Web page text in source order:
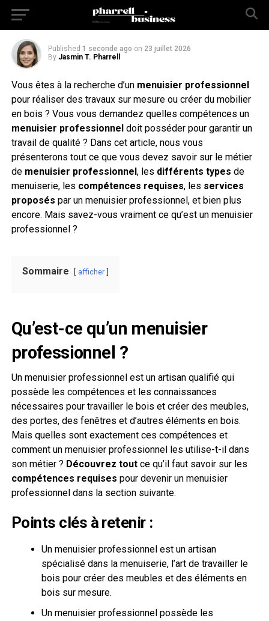
savoir
Published 1 seconde ago on 23 juillet 2026
By Jasmin T. Pharrell
Vous êtes à la recherche d’un menuisier professionnel
pour réaliser des travaux sur mesure ou créer du mobilier
en bois ? Vous vous demandez quelles compétences un
menuisier professionneldoit posséder pour garantir un
travail de qualité ? Dans cet article, nous vous
présenterons tout ce que vous devez savoir sur le métier
de menuisier professionnel, les différents types de
menuiserie, les compétences requises, les services
proposés par un menuisier professionnel, et bien plus
encore. Mais savez-vous vraiment ce qu’est un menuisier
professionnel ?
Sommaire afficher
Qu’est-ce qu’un menuisier
professionnel ?
Un menuisier professionnel est un artisan qualifié qui
possède les compétences et les connaissances
nécessaires pour travailler le bois et créer des meubles,
des portes, des fenêtres et d’autres éléments en bois.
Mais quelles sont exactement ces compétences et
comment un menuisier professionnel les utilise-t-il dans
son métier ? Découvrez toutce qu’il faut savoir sur les
compétences requises pour devenir un menuisier
professionnel dans la section suivante.
Points clés à retenir :
Un menuisier professionnel est un artisan
spécialisé dans la menuiserie, l’art de travailler le
bois pour créer des meubles et des éléments en
bois sur mesure.
Un menuisier professionnel possède les